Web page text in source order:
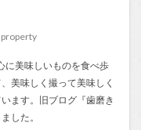
に美味しいものを食べ歩
美味しく撮って美味しく
ます。旧ブログ『歯磨き
した。